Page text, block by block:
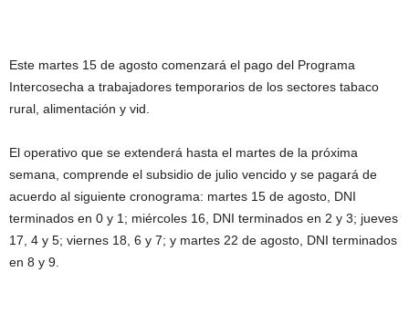
Este martes 15 de agosto comenzará el pago del Programa
Intercosecha a trabajadores temporarios de los sectores tabaco
rural, alimentación y vid.
El operativo que se extenderá hasta el martes de la próxima
semana, comprende el subsidio de julio vencido y se pagará de
acuerdo al siguiente cronograma: martes 15 de agosto, DNI
terminados en 0 y 1; miércoles 16, DNI terminados en 2 y 3; jueves
17, 4 y 5; viernes 18, 6 y 7; y martes 22 de agosto, DNI terminados
en 8 y 9.